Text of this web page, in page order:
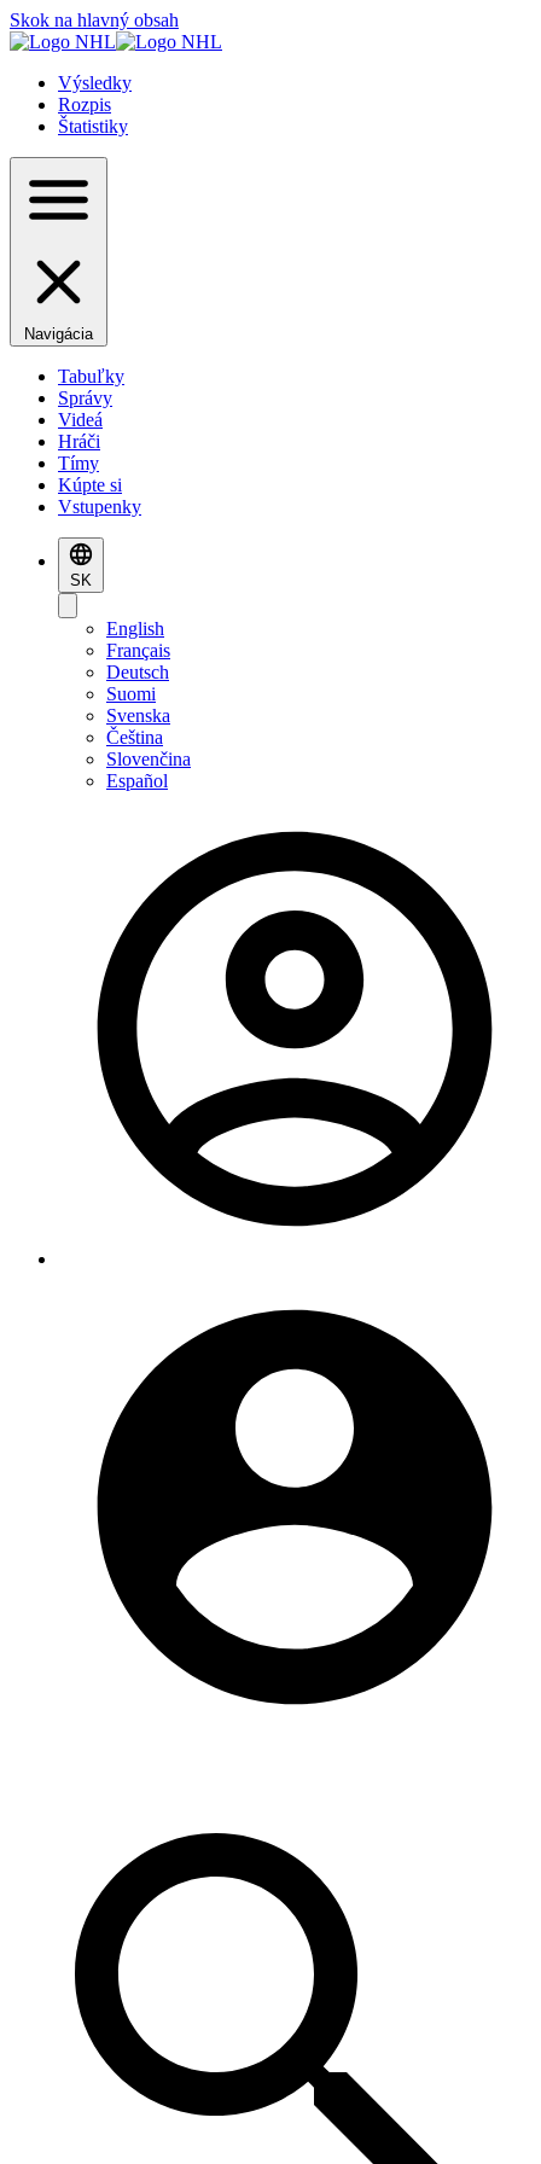
Skok na hlavný obsah
Výsledky
Rozpis
Štatistiky
Navigácia
Tabuľky
Správy
Videá
Hráči
Tímy
Kúpte si
Vstupenky
SK
English
Français
Deutsch
Suomi
Svenska
Čeština
Slovenčina
Español